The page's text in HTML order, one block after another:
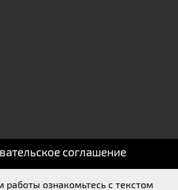
соглашение
работы ознакомьтесь с текстом